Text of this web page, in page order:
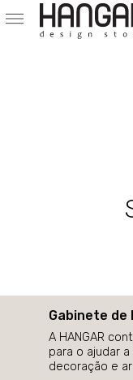
Gabinete de
A HANGAR
para o ajudar
decoração e